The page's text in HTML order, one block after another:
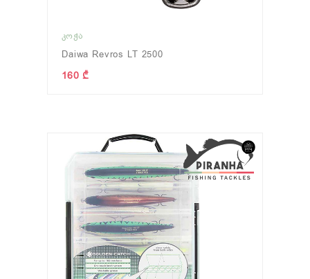
ᲙᲝᲭᲐ
Daiwa Revros LT 2500
160 ₾